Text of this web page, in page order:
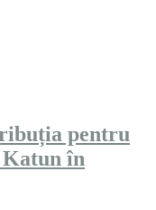
pentru
în